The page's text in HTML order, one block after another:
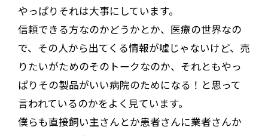
やっぱりそれは大事にしています。
信頼できる方なのかどうかとか、医療の世界なの
で、その人から出てくる情報が嘘じゃないけど、売
りたいがためのそのトークなのか、それともやっ
ぱりその製品がいい病院のためになる！と思って
言われているのかをよく見ています。
僕らも直接飼い主さんとか患者さんに業者さんか